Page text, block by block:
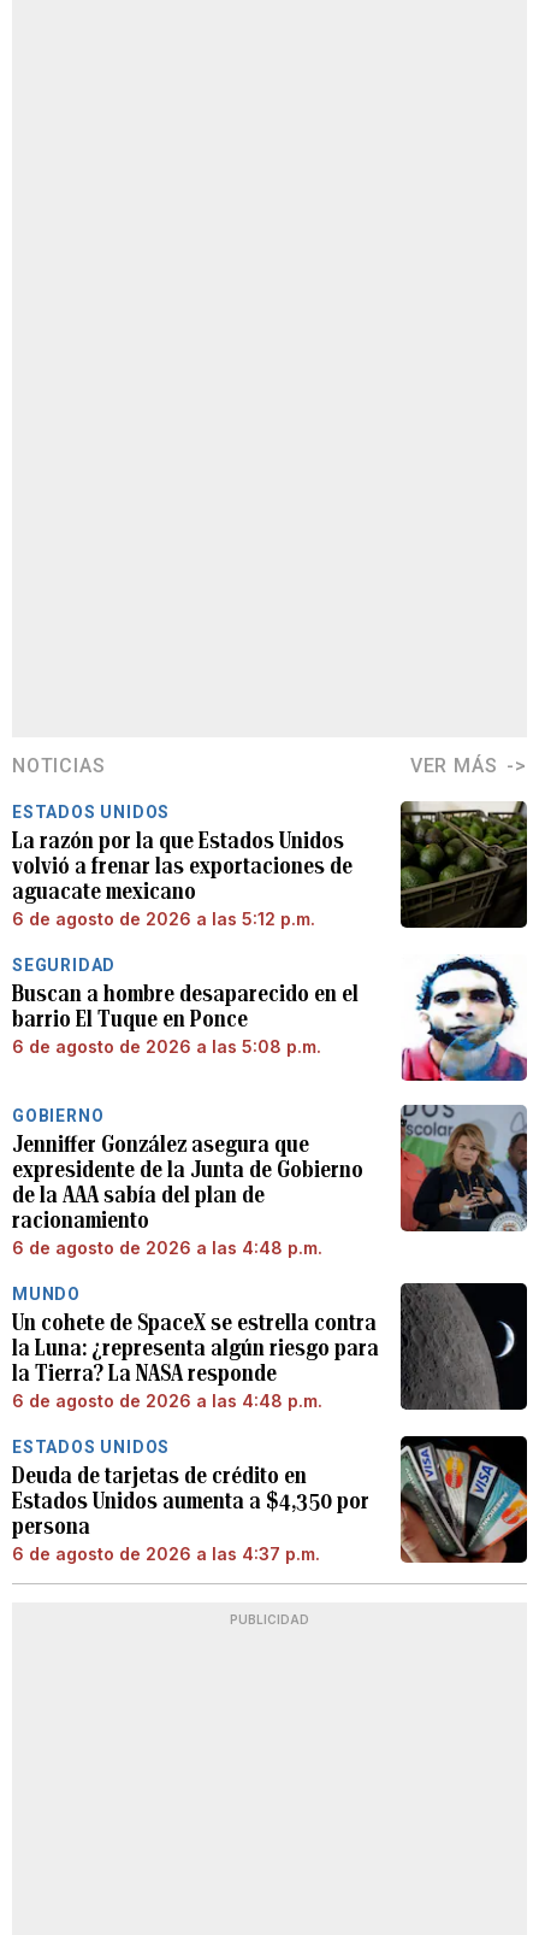
NOTICIAS VER MÁS
ESTADOS UNIDOS
La razón por la que Estados Unidos
volvió a frenar las exportaciones de
aguacate mexicano
6 de agosto de 2026 a las 5:12 p.m.
SEGURIDAD
Buscan a hombre desaparecido en el
barrio El Tuque en Ponce
6 de agosto de 2026 a las 5:08 p.m.
GOBIERNO
Jenniffer González asegura que
expresidente de la Junta de Gobierno
de la AAA sabía del plan de
racionamiento
6 de agosto de 2026 a las 4:48 p.m.
MUNDO
Un cohete de SpaceX se estrella contra
la Luna: ¿representa algún riesgo para
la Tierra? La NASA responde
6 de agosto de 2026 a las 4:48 p.m.
ESTADOS UNIDOS
Deuda de tarjetas de crédito en
Estados Unidos aumenta a $4,350 por
persona
6 de agosto de 2026 a las 4:37 p.m.
PUBLICIDAD